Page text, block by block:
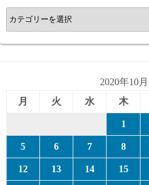
カ
テ
ゴ
2020年10月
月
火 水 木
1
5 6 7 8
12 13 14 15